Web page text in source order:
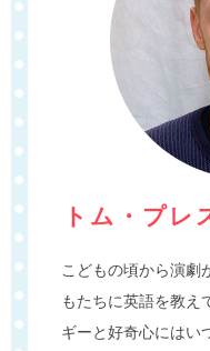
トム・プレ
こどもの頃から演劇
もたちに英語を教え
ギーと好奇心にはい